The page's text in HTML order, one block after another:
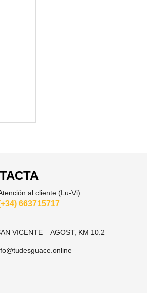
al cliente (Lu-Vi)
663715717
VICENTE – AGOST, KM 10.2